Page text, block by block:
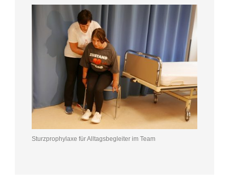
Sturzprophylaxe für Alltagsbegleiter im Team